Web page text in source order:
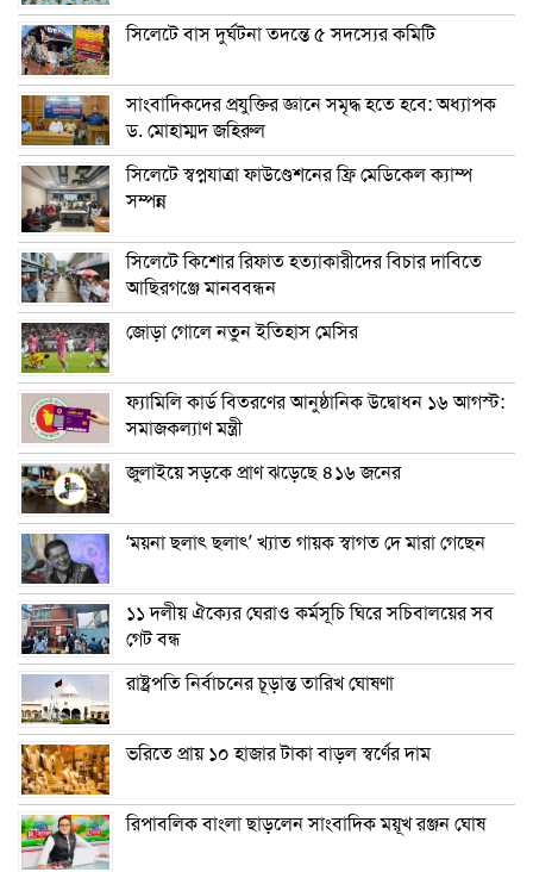
সিলেটে বাস দুর্ঘটনা তদন্তে ৫ সদস্যের কমিটি
সাংবাদিকদের প্রযুক্তির জ্ঞানে সমৃদ্ধ হতে হবে: অধ্যাপক
ড. মোহাম্মদ জহিরুল
সিলেটে স্বপ্নযাত্রা ফাউণ্ডেশনের ফ্রি মেডিকেল ক্যাম্প
সম্পন্ন
সিলেটে কিশোর রিফাত হত্যাকারীদের বিচার দাবিতে
আছিরগঞ্জে মানববন্ধন
জোড়া গোলে নতুন ইতিহাস মেসির
ফ্যামিলি কার্ড বিতরণের আনুষ্ঠানিক উদ্বোধন ১৬ আগস্ট:
সমাজকল্যাণ মন্ত্রী
জুলাইয়ে সড়কে প্রাণ ঝড়েছে ৪১৬ জনের
‘ময়না ছলাৎ ছলাৎ’ খ্যাত গায়ক স্বাগত দে মারা গেছেন
১১ দলীয় ঐক্যের ঘেরাও কর্মসূচি ঘিরে সচিবালয়ের সব
গেট বন্ধ
রাষ্ট্রপতি নির্বাচনের চূড়ান্ত তারিখ ঘোষণা
ভরিতে প্রায় ১০ হাজার টাকা বাড়ল স্বর্ণের দাম
রিপাবলিক বাংলা ছাড়লেন সাংবাদিক ময়ূখ রঞ্জন ঘোষ